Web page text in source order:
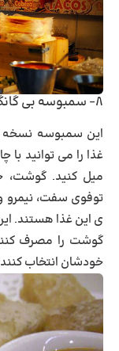
۸- سمبوسه بی گانگ
این سمبوسه نسخه
غذا را می توانید
میل کنید. گوشت،
توفوی سفت، نیمرو
ی این غذا هستند.
گوشت را مصرف
خودشان انتخاب